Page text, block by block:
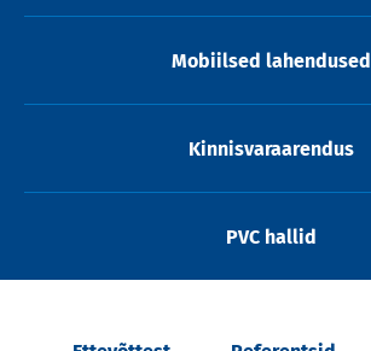
Mobiilsed lahendused
Kinnisvaraarendus
PVC hallid